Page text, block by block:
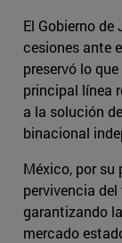
El Gobierno
cesiones ante
preservó lo
principal línea
a la solución
binacional
México, por su
pervivencia
garantizando
mercado